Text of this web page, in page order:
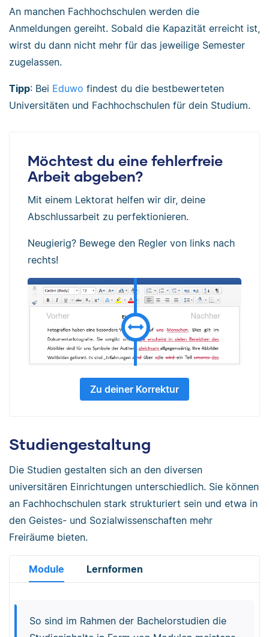
An manchen Fachhochschulen werden die
Anmeldungen gereiht. Sobald die Kapazität erreicht ist,
wirst du dann nicht mehr für das jeweilige Semester
zugelassen.
Tipp: Bei Eduwo findest du die bestbewerteten
Universitäten und Fachhochschulen für dein Studium.
Möchtest du eine fehlerfreie
Arbeit abgeben?
Mit einem Lektorat helfen wir dir, deine
Abschlussarbeit zu perfektionieren.
Neugierig? Bewege den Regler von links nach
rechts!
Zu deiner Korrektur
Studiengestaltung
Die Studien gestalten sich an den diversen
universitären Einrichtungen unterschiedlich. Sie können
an Fachhochschulen stark strukturiert sein und etwa in
den Geistes- und Sozialwissenschaften mehr
Freiräume bieten.
Module Lernformen
So sind im Rahmen der Bachelorstudien die